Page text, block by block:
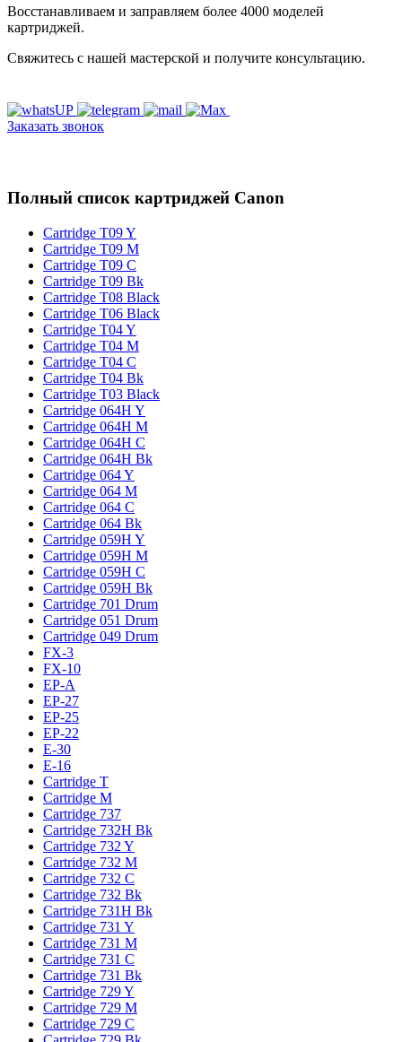
Восстанавливаем и заправляем более 4000 моделей
картриджей.
Свяжитесь с нашей мастерской и получите консультацию.
Заказать звонок
Полный список картриджей Canon
Cartridge T09 Y
Cartridge T09 M
Cartridge T09 C
Cartridge T09 Bk
Cartridge T08 Black
Cartridge T06 Black
Cartridge T04 Y
Cartridge T04 M
Cartridge T04 C
Cartridge T04 Bk
Cartridge T03 Black
Cartridge 064H Y
Cartridge 064H M
Cartridge 064H C
Cartridge 064H Bk
Cartridge 064 Y
Cartridge 064 M
Cartridge 064 C
Cartridge 064 Bk
Cartridge 059H Y
Cartridge 059H M
Cartridge 059H C
Cartridge 059H Bk
Cartridge 701 Drum
Cartridge 051 Drum
Cartridge 049 Drum
FX-3
FX-10
EP-A
EP-27
EP-25
EP-22
E-30
E-16
Cartridge T
Cartridge M
Cartridge 737
Cartridge 732H Bk
Cartridge 732 Y
Cartridge 732 M
Cartridge 732 C
Cartridge 732 Bk
Cartridge 731H Bk
Cartridge 731 Y
Cartridge 731 M
Cartridge 731 C
Cartridge 731 Bk
Cartridge 729 Y
Cartridge 729 M
Cartridge 729 C